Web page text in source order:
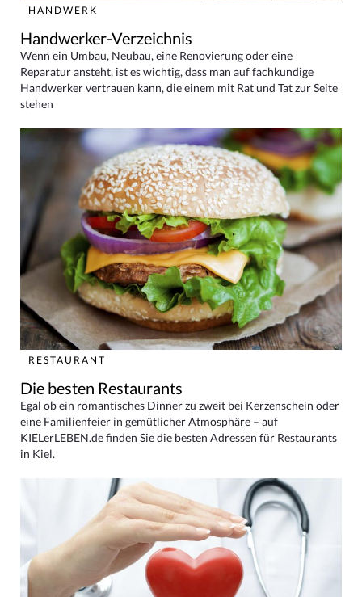
HANDWERK
Handwerker-Verzeichnis
Wenn ein Umbau, Neubau, eine Renovierung oder eine
Reparatur ansteht, ist es wichtig, dass man auf fachkundige
Handwerker vertrauen kann, die einem mit Rat und Tat zur Seite
stehen
RESTAURANT
Die besten Restaurants
Egal ob ein romantisches Dinner zu zweit bei Kerzenschein oder
eine Familienfeier in gemütlicher Atmosphäre – auf
KIELerLEBEN.de finden Sie die besten Adressen für Restaurants
in Kiel.